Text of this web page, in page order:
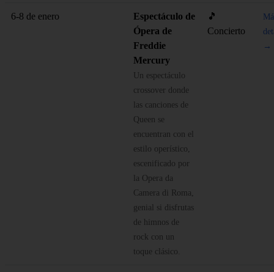
6-8 de enero
Espectáculo de
Ópera de
Freddie
Mercury
Un espectáculo
crossover donde
las canciones de
Queen se
encuentran con el
estilo operístico,
escenificado por
la Opera da
Camera di Roma,
genial si disfrutas
de himnos de
rock con un
toque clásico.
🎵
Concierto
→